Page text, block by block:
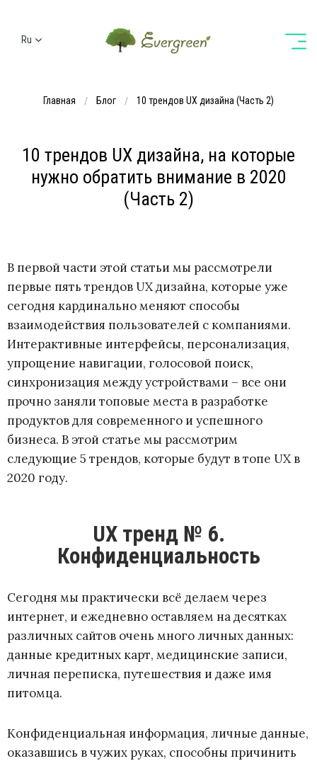
Ru
Главная Блог 10 трендов UX дизайна (Часть 2)
10 трендов UX дизайна, на которые
нужно обратить внимание в 2020
(Часть 2)
В первой части этой статьи мы рассмотрели
первые пять трендов UX дизайна, которые уже
сегодня кардинально меняют способы
взаимодействия пользователей с компаниями.
Интерактивные интерфейсы, персонализация,
упрощение навигации, голосовой поиск,
синхронизация между устройствами – все они
прочно заняли топовые места в разработке
продуктов для современного и успешного
бизнеса. В этой статье мы рассмотрим
следующие 5 трендов, которые будут в топе UX в
2020 году.
UX тренд № 6.
Конфиденциальность
Сегодня мы практически всё делаем через
интернет, и ежедневно оставляем на десятках
различных сайтов очень много личных данных:
данные кредитных карт, медицинские записи,
личная переписка, путешествия и даже имя
питомца.
Конфиденциальная информация, личные данные,
оказавшись в чужих руках, способны причинить